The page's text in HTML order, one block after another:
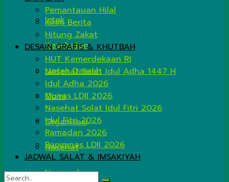
Iptek
Kesehatan
Lintas Daerah
Opini
Organisasi
Nasehat
Nasional
Pemantauan Hilal
Kirim Berita
Hitung Zakat
DESAIN GRAFIS & KHUTBAH
HUT Kemerdekaan RI
Nasehat Salat Idul Adha 1447 H
Idul Adha 2026
Munas LDII 2026
Nasehat Solat Idul Fitri 2026
Idul Fitri 2026
Ramadan 2026
Rapimnas LDII 2026
JADWAL SALAT & IMSAKIYAH